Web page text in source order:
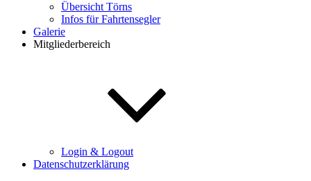
Übersicht Törns
Infos für Fahrtensegler
Galerie
Mitgliederbereich
Login & Logout
Datenschutzerklärung